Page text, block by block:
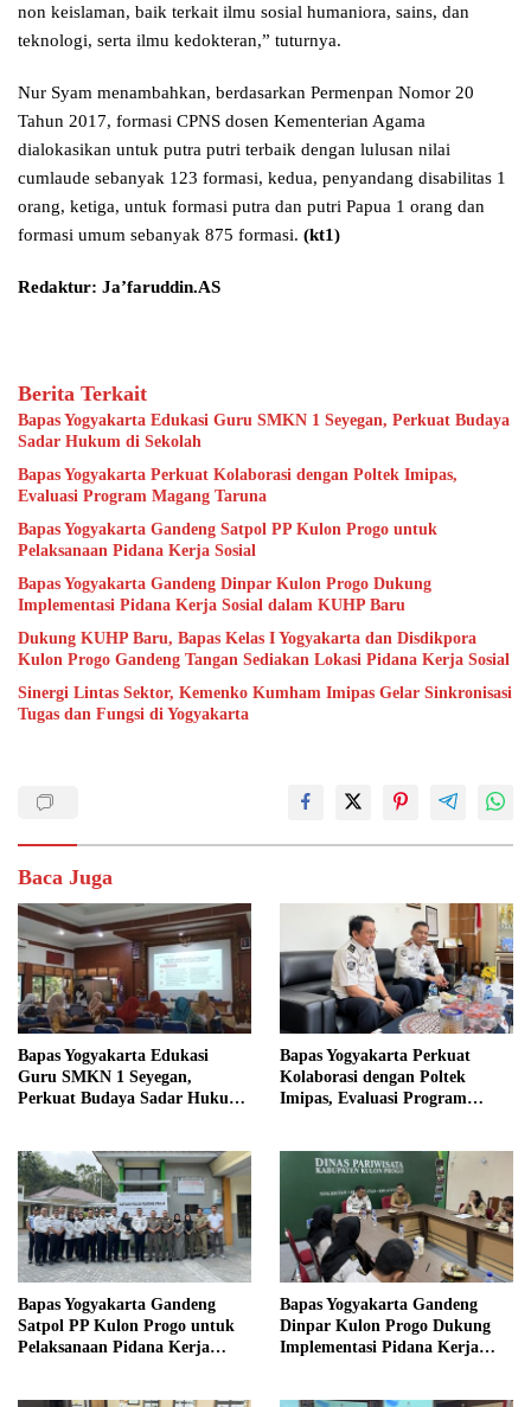
non keislaman, baik terkait ilmu sosial humaniora, sains, dan
teknologi, serta ilmu kedokteran,” tuturnya.
Nur Syam menambahkan, berdasarkan Permenpan Nomor 20
Tahun 2017, formasi CPNS dosen Kementerian Agama
dialokasikan untuk putra putri terbaik dengan lulusan nilai
cumlaude sebanyak 123 formasi, kedua, penyandang disabilitas 1
orang, ketiga, untuk formasi putra dan putri Papua 1 orang dan
formasi umum sebanyak 875 formasi. (kt1)
Redaktur: Ja’faruddin.AS
Berita Terkait
Bapas Yogyakarta Edukasi Guru SMKN 1 Seyegan, Perkuat Budaya
Sadar Hukum di Sekolah
Bapas Yogyakarta Perkuat Kolaborasi dengan Poltek Imipas,
Evaluasi Program Magang Taruna
Bapas Yogyakarta Gandeng Satpol PP Kulon Progo untuk
Pelaksanaan Pidana Kerja Sosial
Bapas Yogyakarta Gandeng Dinpar Kulon Progo Dukung
Implementasi Pidana Kerja Sosial dalam KUHP Baru
Dukung KUHP Baru, Bapas Kelas I Yogyakarta dan Disdikpora
Kulon Progo Gandeng Tangan Sediakan Lokasi Pidana Kerja Sosial
Sinergi Lintas Sektor, Kemenko Kumham Imipas Gelar Sinkronisasi
Tugas dan Fungsi di Yogyakarta
Baca Juga
Bapas Yogyakarta Edukasi
Guru SMKN 1 Seyegan,
Perkuat Budaya Sadar Hukum
Bapas Yogyakarta Perkuat
Kolaborasi dengan Poltek
Imipas, Evaluasi Program
Bapas Yogyakarta Gandeng
Satpol PP Kulon Progo untuk
Pelaksanaan Pidana Kerja
Bapas Yogyakarta Gandeng
Dinpar Kulon Progo Dukung
Implementasi Pidana Kerja